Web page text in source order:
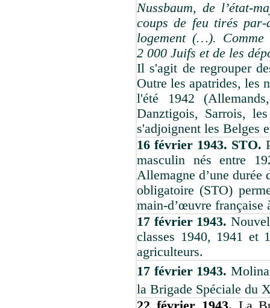
Nussbaum, de l’état-
coups de feu tirés
logement (…).
2 000 Juifs et de les
Il s'agit de regrouper
Outre les apatrides, les
l'été 1942
Danztigois, Sarrois,
s'adjoignent les Belges
16 février 1943. STO.
masculin nés entre
Allemagne d’une durée
obligatoire (STO)
main-d’œuvre française
17 février 1943.
classes 1940, 1941 et
agriculteurs.
17 février 1943.
la Brigade Spéciale du